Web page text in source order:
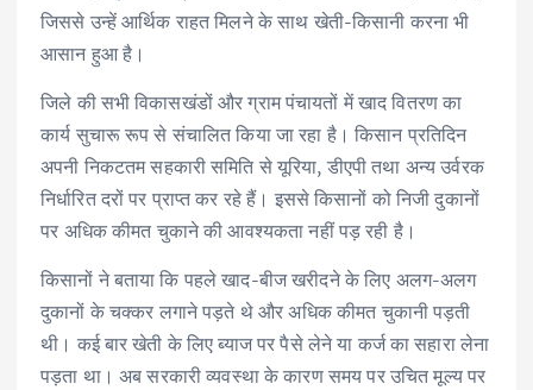
k p
जिससे उन्हें आर्थिक राहत मिलने के साथ खेती-किसानी करना भी
आसान हुआ है।
जिले की सभी विकासखंडों और ग्राम पंचायतों में खाद वितरण का
कार्य सुचारू रूप से संचालित किया जा रहा है। किसान प्रतिदिन
अपनी निकटतम सहकारी समिति से यूरिया, डीएपी तथा अन्य उर्वरक
निर्धारित दरों पर प्राप्त कर रहे हैं। इससे किसानों को निजी दुकानों
पर अधिक कीमत चुकाने की आवश्यकता नहीं पड़ रही है।
किसानों ने बताया कि पहले खाद-बीज खरीदने के लिए अलग-अलग
दुकानों के चक्कर लगाने पड़ते थे और अधिक कीमत चुकानी पड़ती
थी। कई बार खेती के लिए ब्याज पर पैसे लेने या कर्ज का सहारा लेना
पड़ता था। अब सरकारी व्यवस्था के कारण समय पर उचित मूल्य पर